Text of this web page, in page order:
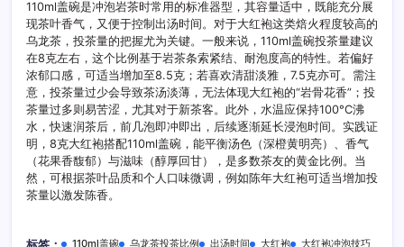
少
克
大
红
袍
110ml盖碗是冲泡岩茶时常用的标准器型，其容量适中，既能充分展
现茶叶香气，又便于控制出汤时间。对于大红袍这类焙火程度较高的
乌龙茶，投茶量的把握尤为关键。一般来说，110ml盖碗投茶量建议
在8克左右，这个比例基于岩茶条索紧结、耐泡度高的特性。若偏好
浓郁口感，可适当增加至8.5克；若喜欢清甜淡雅，7.5克亦可。需注
意，投茶量过少会导致茶汤淡薄，无法体现大红袍的“岩骨花香”；投
茶量过多则易苦涩，尤其对于新茶客。此外，水温应保持100°C沸
水，快速润茶后，前几泡即冲即出，后续逐渐延长浸泡时间。实践证
明，8克大红袍搭配110ml盖碗，能平衡汤色（深橙黄明亮）、香气
（花果香馥郁）与滋味（醇厚回甘），是多数茶友的黄金比例。当
然，可根据茶叶品质和个人口味微调，例如陈年大红袍可适当增加投
茶量以激发陈香。
110ml盖碗 乌龙茶投茶比例 出汤时间 大红袍
大红袍冲泡技巧